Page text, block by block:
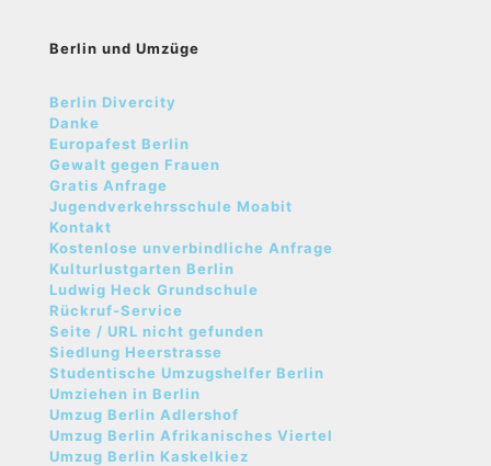
Berlin und Umzüge
Berlin Divercity
Danke
Europafest Berlin
Gewalt gegen Frauen
Gratis Anfrage
Jugendverkehrsschule Moabit
Kontakt
Kostenlose unverbindliche Anfrage
Kulturlustgarten Berlin
Ludwig Heck Grundschule
Rückruf-Service
Seite / URL nicht gefunden
Siedlung Heerstrasse
Studentische Umzugshelfer Berlin
Umziehen in Berlin
Umzug Berlin Adlershof
Umzug Berlin Afrikanisches Viertel
Umzug Berlin Kaskelkiez